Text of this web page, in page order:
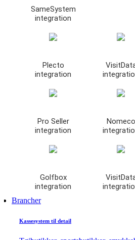
SameSystem
integration
Plecto
integration
Pro Seller
integration
Nomeco
Golfbox
integration
Brancher
Kassesystem til detail